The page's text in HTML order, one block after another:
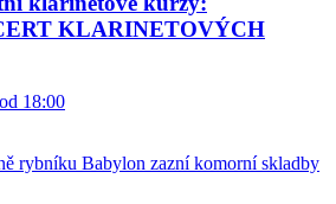
KLARINETOVÝCH
18:00
rybníku Babylon zazní komorní skladby